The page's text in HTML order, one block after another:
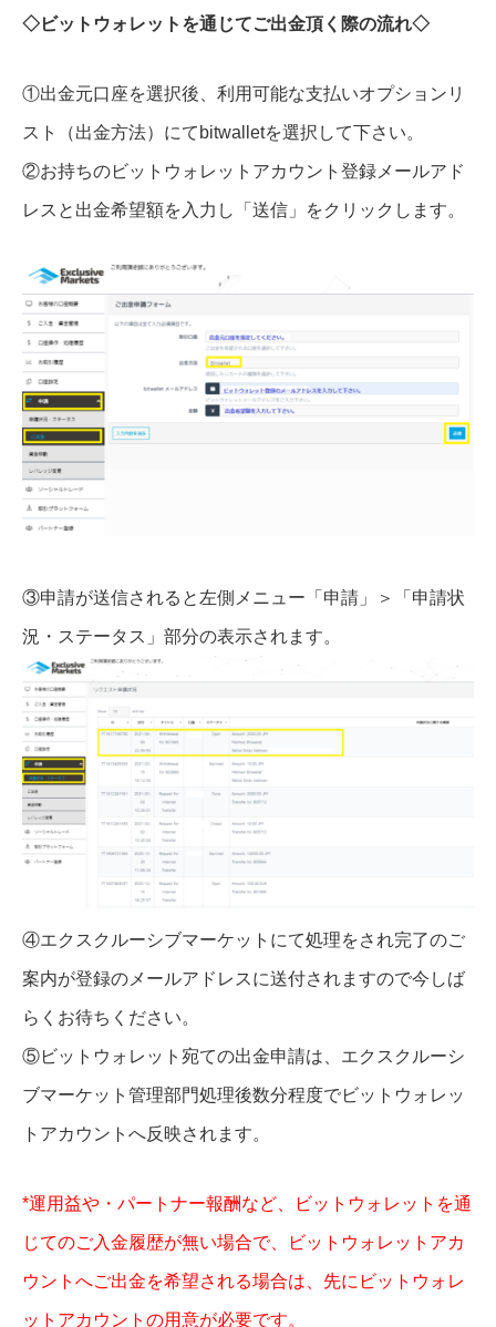
◇ビットウォレットを通じてご出金頂く際の流れ◇
①出金元口座を選択後、利用可能な支払いオプションリ
スト（出金方法）にてbitwalletを選択して下さい。
②お持ちのビットウォレットアカウント登録メールアド
レスと出金希望額を入力し「送信」をクリックします。
③申請が送信されると左側メニュー「申請」＞「申請状
況・ステータス」部分の表示されます。
④エクスクルーシブマーケットにて処理をされ完了のご
案内が登録のメールアドレスに送付されますので今しば
らくお待ちください。
⑤ビットウォレット宛ての出金申請は、エクスクルーシ
ブマーケット管理部門処理後数分程度でビットウォレッ
トアカウントへ反映されます。
*運用益や・パートナー報酬など、ビットウォレットを通
じてのご入金履歴が無い場合で、ビットウォレットアカ
ウントへご出金を希望される場合は、先にビットウォレ
ットアカウントの用意が必要です。